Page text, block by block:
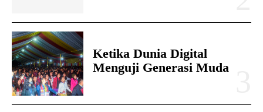
Ketika Dunia Digital
Menguji Generasi Muda